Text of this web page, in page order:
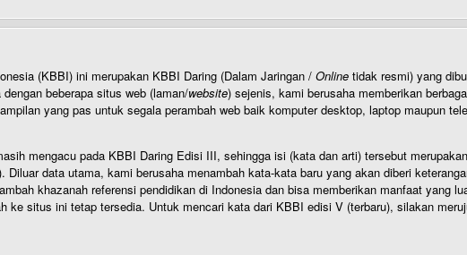
(KBBI) ini merupakan KBBI Daring (Dalam Jaringan / Online tidak resmi) yang
beberapa situs web (laman/website) sejenis, kami berusaha memberikan
yang pas untuk segala perambah web baik komputer desktop, laptop maupun
mengacu pada KBBI Daring Edisi III, sehingga isi (kata dan arti) tersebut
Diluar data utama, kami berusaha menambah kata-kata baru yang akan diberi
khazanah referensi pendidikan di Indonesia dan bisa memberikan manfaat yang
ke situs ini tetap tersedia. Untuk mencari kata dari KBBI edisi V (terbaru), silakan